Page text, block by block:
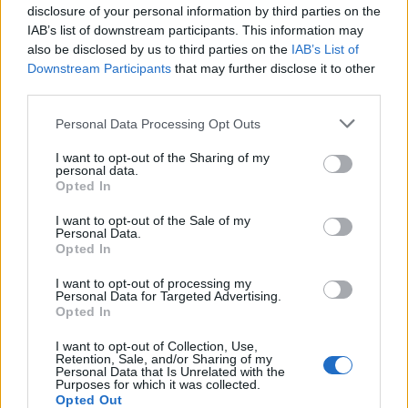
disclosure of your personal information by third parties on the
IAB’s list of downstream participants. This information may
also be disclosed by us to third parties on the IAB’s List of
Downstream Participants that may further disclose it to other
Personal Data Processing Opt Outs
I want to opt-out of the Sharing of my
personal data.
Opted In
I want to opt-out of the Sale of my
Personal Data.
Opted In
I want to opt-out of processing my
Personal Data for Targeted Advertising.
Opted In
I want to opt-out of Collection, Use,
Retention, Sale, and/or Sharing of my
Personal Data that Is Unrelated with the
Purposes for which it was collected.
Opted Out
M
Ã E
S
Deixar a carne mais tenra:
A
M A C I A
R
O que se faz com a massa do pão para finalizá-lo
S S
A
A P
A
Depressão por onde corre água:
A N A
Outra palavra para salva, exime:
V R
A